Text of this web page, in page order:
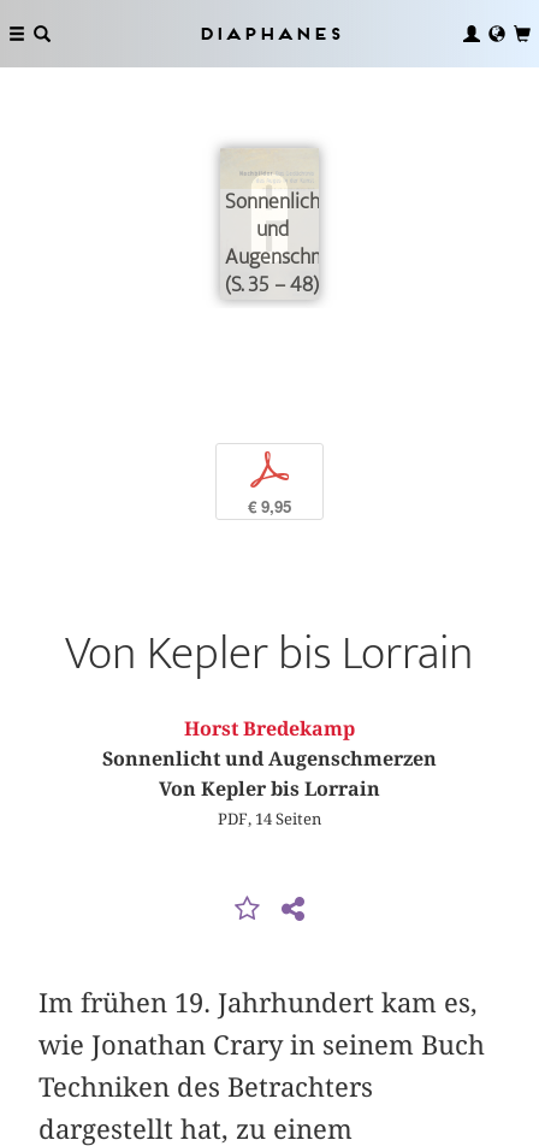
Diaphanes
Sonnenlicht
und
Augenschmerzen
(S. 35 – 48)
p
€ 9,95
Von Kepler bis Lorrain
Horst Bredekamp
Sonnenlicht und Augenschmerzen
Von Kepler bis Lorrain
PDF, 14 Seiten
Im frühen 19. Jahrhundert kam es,
wie Jonathan Crary in seinem Buch
Techniken des Betrachters
dargestellt hat, zu einem